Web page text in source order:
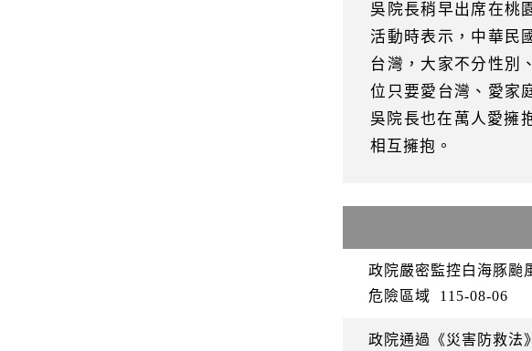
吳院長稍早出席在桃
活動時表示，中華民
台灣，大家不分性別
位只要愛台灣、愛家
吳院長也在萬人愛擁
相互擁抱。
政院嚴密監控白海豚颱
危險區域
115-08-06
政院通過《災害防救法